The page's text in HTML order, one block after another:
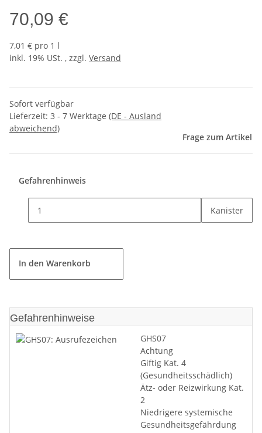
70,09 €
7,01 € pro 1 l
inkl. 19% USt. , zzgl. Versand
Sofort verfügbar
Lieferzeit: 3 - 7 Werktage (DE - Ausland
abweichend)
Frage zum Artikel
Gefahrenhinweis
Kanister
In den Warenkorb
Gefahrenhinweise
GHS07
Achtung
Giftig Kat. 4
(Gesundheitsschädlich)
Ätz- oder Reizwirkung Kat.
2
Niedrigere systemische
Gesundheitsgefährdung